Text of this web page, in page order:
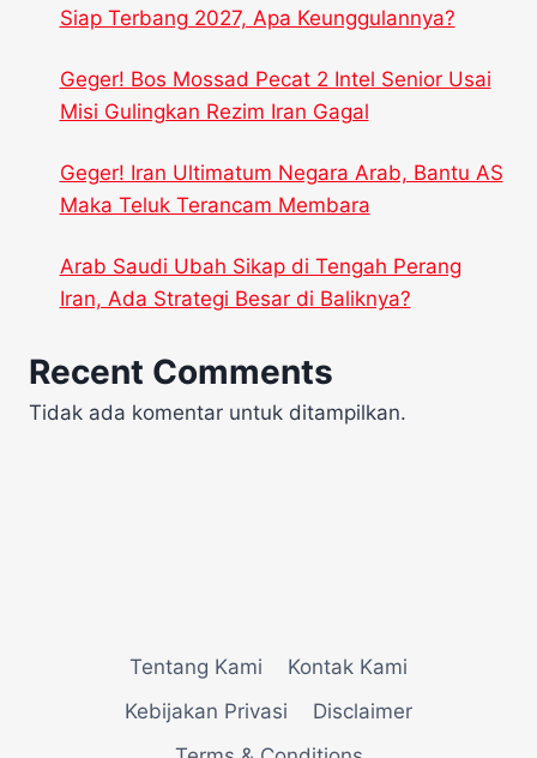
Siap Terbang 2027, Apa Keunggulannya?
Geger! Bos Mossad Pecat 2 Intel Senior Usai
Misi Gulingkan Rezim Iran Gagal
Geger! Iran Ultimatum Negara Arab, Bantu AS
Maka Teluk Terancam Membara
Arab Saudi Ubah Sikap di Tengah Perang
Iran, Ada Strategi Besar di Baliknya?
Recent Comments
Tidak ada komentar untuk ditampilkan.
Tentang Kami
Kontak Kami
Kebijakan Privasi
Disclaimer